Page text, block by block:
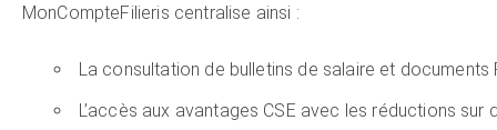
MonCompteFilieris centralise ainsi :
La consultation de bulletins de salaire et documents
L’accès aux avantages CSE avec les réductions sur